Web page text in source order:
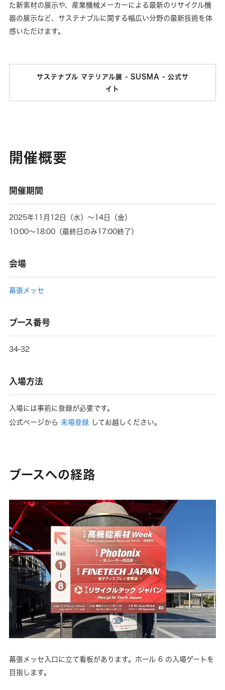
た新素材の展示や、産業機械メーカーによる最新のリサイクル機
器の展示など、サステナブルに関する幅広い分野の最新技術を体
感いただけます。
サステナブル マテリアル展 - SUSMA - 公式サ
イト
開催概要
開催期間
2025年11月12日（水）～14日（金）
10:00～18:00（最終日のみ17:00終了）
会場
幕張メッセ
ブース番号
34-32
入場方法
入場には事前に登録が必要です。
公式ページから 来場登録 してお越しください。
ブースへの経路
幕張メッセ入口に立て看板があります。ホール 6 の入場ゲートを
目指します。